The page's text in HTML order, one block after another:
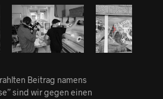
Beitrag namens
sind wir gegen einen